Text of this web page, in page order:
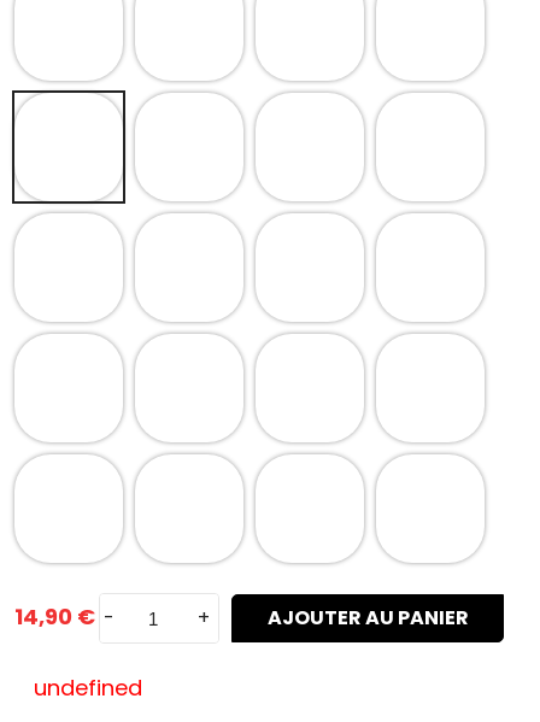
14,90 € - + AJOUTER AU PANIER
undefined